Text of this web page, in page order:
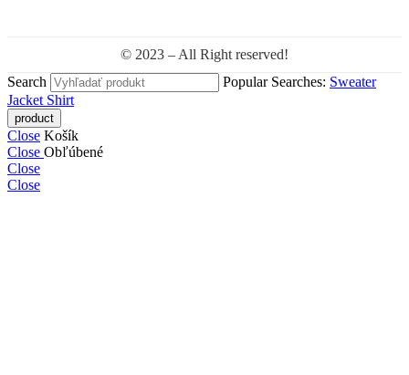
© 2023 – All Right reserved!
Search
Popular Searches: Sweater
Jacket Shirt
Close Košík
Close Obľúbené
Close
Close